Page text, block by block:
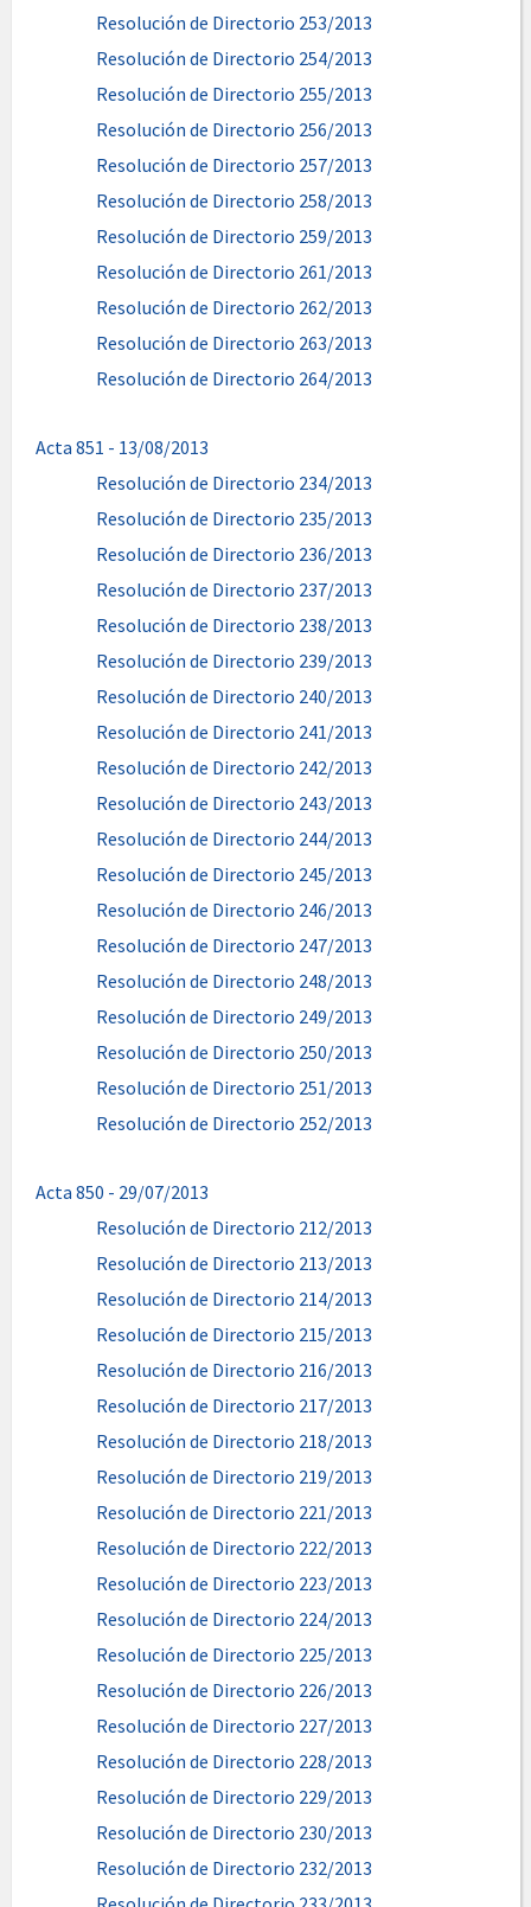
Resolución de Directorio 253/2013
Resolución de Directorio 254/2013
Resolución de Directorio 255/2013
Resolución de Directorio 256/2013
Resolución de Directorio 257/2013
Resolución de Directorio 258/2013
Resolución de Directorio 259/2013
Resolución de Directorio 261/2013
Resolución de Directorio 262/2013
Resolución de Directorio 263/2013
Resolución de Directorio 264/2013
Acta 851 - 13/08/2013
Resolución de Directorio 234/2013
Resolución de Directorio 235/2013
Resolución de Directorio 236/2013
Resolución de Directorio 237/2013
Resolución de Directorio 238/2013
Resolución de Directorio 239/2013
Resolución de Directorio 240/2013
Resolución de Directorio 241/2013
Resolución de Directorio 242/2013
Resolución de Directorio 243/2013
Resolución de Directorio 244/2013
Resolución de Directorio 245/2013
Resolución de Directorio 246/2013
Resolución de Directorio 247/2013
Resolución de Directorio 248/2013
Resolución de Directorio 249/2013
Resolución de Directorio 250/2013
Resolución de Directorio 251/2013
Resolución de Directorio 252/2013
Acta 850 - 29/07/2013
Resolución de Directorio 212/2013
Resolución de Directorio 213/2013
Resolución de Directorio 214/2013
Resolución de Directorio 215/2013
Resolución de Directorio 216/2013
Resolución de Directorio 217/2013
Resolución de Directorio 218/2013
Resolución de Directorio 219/2013
Resolución de Directorio 221/2013
Resolución de Directorio 222/2013
Resolución de Directorio 223/2013
Resolución de Directorio 224/2013
Resolución de Directorio 225/2013
Resolución de Directorio 226/2013
Resolución de Directorio 227/2013
Resolución de Directorio 228/2013
Resolución de Directorio 229/2013
Resolución de Directorio 230/2013
Resolución de Directorio 232/2013